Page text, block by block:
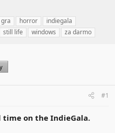
gra horror
indiegala
still life windows za darmo
#1
on the IndieGala.